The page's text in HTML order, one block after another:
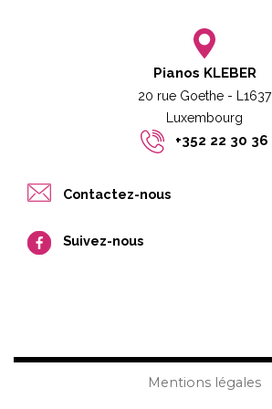
Pianos KLEBER
20 rue Goethe - L1637
Luxembourg​​
+352 22 30 36
Contactez-nous
Suivez-nous
Mentions légales